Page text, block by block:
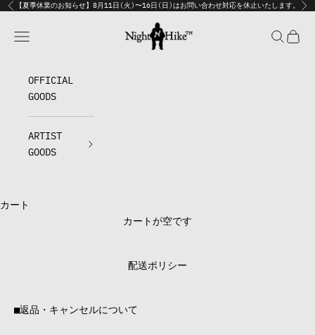
コンテンツへスキップ
前へ【夏季休業のお知らせ】8月11日(火)〜16日(日)はお問い合わせ対応を休止いたします。 次
NIGHT HIKE Official Store
メニュー 検索カート
OFFICIAL
GOODS
ARTIST
GOODS
カート
カートが空です
配送ポリシー
■返品・キャンセルについて